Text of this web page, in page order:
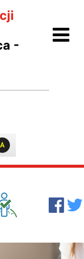
-
głównej
mapy